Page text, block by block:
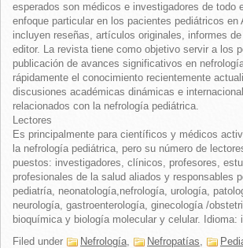
esperados son médicos e investigadores de todo
enfoque particular en los pacientes pediátricos
incluyen reseñas, artículos originales, informes
editor. La revista tiene como objetivo servir a los
publicación de avances significativos en
rápidamente el conocimiento recientemente
discusiones académicas dinámicas e
relacionados con la nefrología pediátrica.
Lectores
Es principalmente para científicos y médicos
la nefrología pediátrica, pero su número de
puestos: investigadores, clínicos, profesores,
profesionales de la salud aliados y responsables
pediatría, neonatología,nefrología, urología,
neurología, gastroenterología, ginecología /
bioquímica y biología molecular y celular. Idioma:
Filed under
Nefrología, Nefropatías,